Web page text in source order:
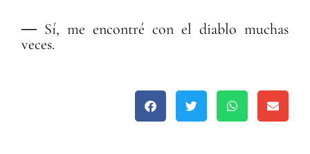
― Sí, me encontré con el diablo muchas
veces.